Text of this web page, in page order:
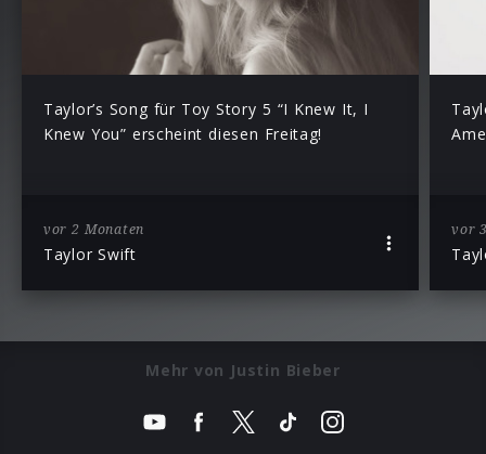
Taylor’s Song für Toy Story 5 “I Knew It, I
Knew You” erscheint diesen Freitag!
vor 2 Monaten
Taylor Swift
vor
Mehr von Justin Bieber